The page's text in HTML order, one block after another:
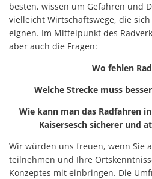
besten, wissen um Gefahren und
vielleicht Wirtschaftswege, die
eignen. Im Mittelpunkt des
aber auch die Fragen:
Wo fehlen
Welche Strecke muss
Wie kann man das Radfahren
Kaisersesch sicherer und
Wir würden uns freuen, wenn Sie
teilnehmen und Ihre
Konzeptes mit einbringen. Die